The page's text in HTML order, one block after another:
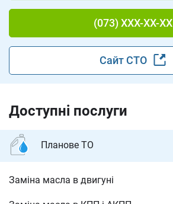
(073) XXX-XX-XX
Сайт СТО
Доступні послуги
Планове ТО
Заміна масла в двигуні